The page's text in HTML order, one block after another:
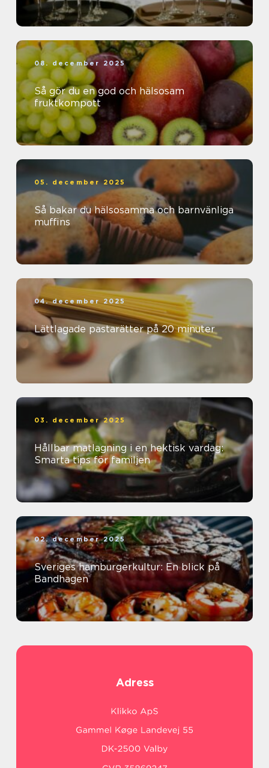
08. december 2025
Så gör du en god och hälsosam
fruktkompott
05. december 2025
Så bakar du hälsosamma och barnvänliga
muffins
04. december 2025
Lättlagade pastarätter på 20 minuter
03. december 2025
Hållbar matlagning i en hektisk vardag:
Smarta tips för familjen
02. december 2025
Sveriges hamburgerkultur: En blick på
Bandhagen
Adress